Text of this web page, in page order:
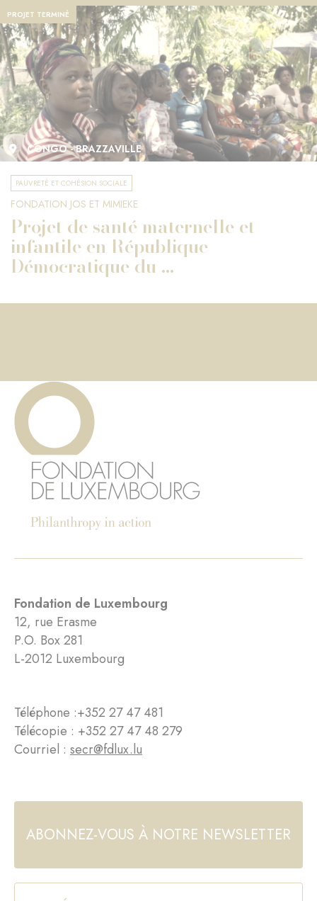
PROJET TERMINÉ
CONGO - BRAZZAVILLE
PAUVRETÉ ET COHÉSION SOCIALE
FONDATION JOS ET MIMIEKE
Projet de santé maternelle et
infantile en République
Démocratique du ...
Fondation de Luxembourg
12, rue Erasme
P.O. Box 281
L-2012 Luxembourg
Téléphone :+352 27 47 481
Télécopie : +352 27 47 48 279
Courriel : secr@fdlux.lu
ABONNEZ-VOUS À NOTRE NEWSLETTER